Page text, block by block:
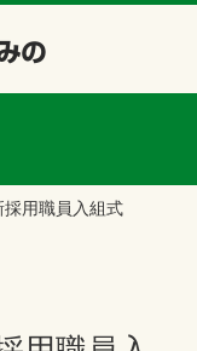
用職員入組式